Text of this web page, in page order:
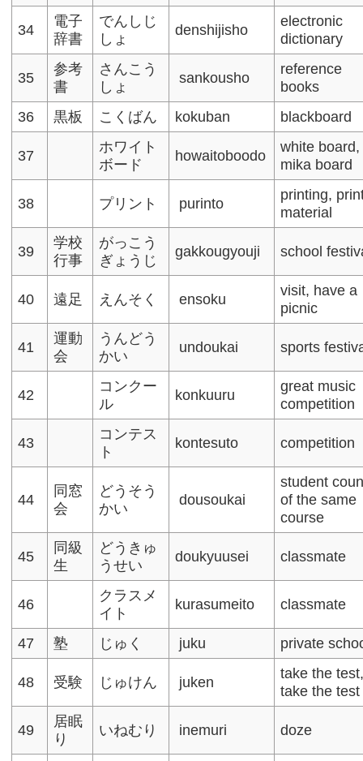
34
電子
辞書
でんしじ
しょ
denshijisho
electronic
dictionary
35
参考
書
さんこう
しょ
sankousho
reference
books
36
黒板 こくばん kokuban blackboard
37
ホワイト
ボード
howaitoboodo
white board,
mika board
38 プリント purinto
printing,
material
39
学校
行事
がっこう
ぎょうじ
gakkougyouji school
40 遠足 えんそく ensoku
visit, have a
picnic
41
運動
会
うんどう
かい
undoukai sports
42
コンクー
ル
konkuuru
great music
competition
43
コンテス
ト
kontesuto competition
44
同窓
会
どうそう
かい
dousoukai
student
of the same
course
45
同級
生
どうきゅ
うせい
doukyuusei classmate
46
クラスメ
イト
kurasumeito classmate
47 塾 じゅく juku private
48 受験 じゅけん juken
take the
take the test
49
居眠
り
いねむり inemuri doze